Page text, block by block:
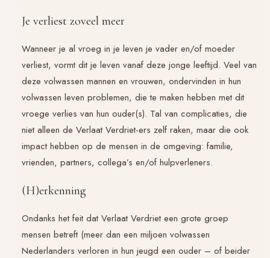
Je verliest zoveel meer
Wanneer je al vroeg in je leven je vader en/of moeder
verliest, vormt dit je leven vanaf deze jonge leeftijd. Veel van
deze volwassen mannen en vrouwen, ondervinden in hun
volwassen leven problemen, die te maken hebben met dit
vroege verlies van hun ouder(s). Tal van complicaties, die
niet alleen de Verlaat Verdriet-ers zelf raken, maar die ook
impact hebben op de mensen in de omgeving: familie,
vrienden, partners, collega’s en/of hulpverleners.
(H)erkenning
Ondanks het feit datVerlaat Verdrieteen grote groep
mensen betreft (meer dan een miljoen volwassen
Nederlanders verloren in hun jeugd een ouder – of beider